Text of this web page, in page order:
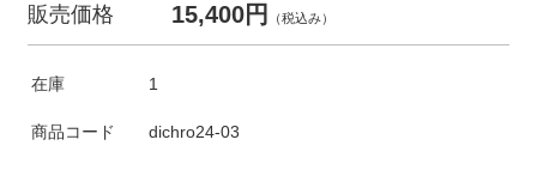
販売価格 15,400円 （税込み）
在庫 1
商品コード dichro24-03